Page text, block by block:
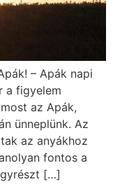
– Apák napi
a figyelem
az Apák,
ünneplünk. Az
az anyákhoz
fontos a
[…]